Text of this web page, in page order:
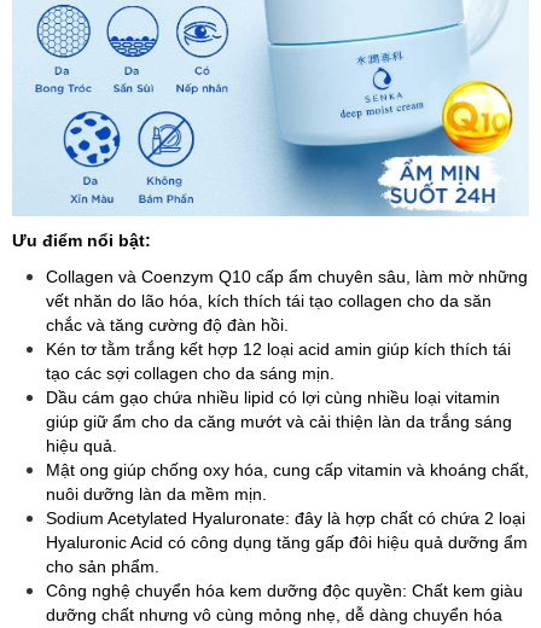
Ưu điểm nổi bật:
Collagen và Coenzym Q10 cấp ẩm chuyên sâu, làm mờ những
vết nhăn do lão hóa, kích thích tái tạo collagen cho da săn
chắc và tăng cường độ đàn hồi.
Kén tơ tằm trắng kết hợp 12 loại acid amin giúp kích thích tái
tạo các sợi collagen cho da sáng mịn.
Dầu cám gạo chứa nhiều lipid có lợi cùng nhiều loại vitamin
giúp giữ ẩm cho da căng mướt và cải thiện làn da trắng sáng
hiệu quả.
Mật ong giúp chống oxy hóa, cung cấp vitamin và khoáng chất,
nuôi dưỡng làn da mềm mịn.
Sodium Acetylated Hyaluronate: đây là hợp chất có chứa 2 loại
Hyaluronic Acid có công dụng tăng gấp đôi hiệu quả dưỡng ẩm
cho sản phẩm.
Công nghệ chuyển hóa kem dưỡng độc quyền: Chất kem giàu
dưỡng chất nhưng vô cùng mỏng nhẹ, dễ dàng chuyển hóa